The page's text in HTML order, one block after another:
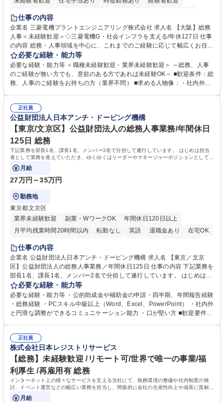
退職金あり
駅近5分以内
土日祝休み 服装自由 寮・社宅あり 食事補助あり
仕事の内容
企業名 三菱電機プラントエンジニアリング株式会社 求人名 【大阪】総務
人事＜未経験歓迎＞◇三菱電機G・社会インフラを支える/年休127日 仕事
の内容 総務・人事領域を中心に、これまでのご経験に応じて幅広くお任せ
します。 ＜具体的には＞ ・総務/人事労務（給与・社保・勤怠管理など）
・採用・教育研修 ・福利厚生運用 など ※基本的には事務所勤務ですが、
採用や教育等の業務内容により、関西圏以外への日帰り・宿泊を伴う国内
出張もございます。 ※担当業務を持ちつつ、お互いに助け合いながら、総
必要な経験・能力等
必要な経験・能力等 ＜職種未経験歓迎・業界未経験歓迎＞ ～総務、人事
のご経験が無い方でも、意欲のある方であれば未経験OK～ ■歓迎条件：総
務、人事のご経験をお持ちの方（業界不問） ■求める人物像：・社内外の
正社員
公益財団法人日本アンチ・ドーピング機構
【東京/文京区】公益財団法人の総務人事業務/年間休日
125日 総務
下記業務を部長1名、課長1名、メンバー2名で分担して遂行しています。 はじめは担当
者として業務を覚えていただき、ゆくゆくはリーダーやマネージャーポジションとして活
躍いただくことを期待しています。
月給
27万円～35万円
勤務地
東京都文京区
業界未経験歓迎
副業・WワークOK
年間休日120日以上
月平均残業時間20時間以内
転勤なし 英語 退職金あり
在宅OK
賞与あり
育休あり
食事補助あり
仕事の内容
企業名 公益財団法人日本アンチ・ドーピング機構 求人名 【東京／文京
区】公益財団法人の総務人事業務／年間休日125日 仕事の内容 下記業務を
部長1名、課長1名、メンバー2名で分担して遂行しています。 はじめは担
当者として業務を覚えていただき、ゆくゆくはリーダーやマネージャーポ
ジションとして活躍いただくことを期待しています。 【総務・人事グルー
プの業務内容】 ・人事制度関連 ・採用活動 ・教育研修の企画、実行 ・勤
怠管理 ・官公庁への各種提出 ・法定の会議運営（評議員会、理事会） ・
管理 ・福利厚生関連 ・職員からの問合せ、相談対応 ・その他日常の総務
業務全般 募集職種 【東京／文京区】公益財団法人の総務人事業務／年間
休日125日
必要な経験・能力等
必要な経験・能力等 ・公的助成金や補助金の申請・四半期、年間報告経験
・総務経験 ・PCスキル中級以上（Word、Excel、PowerPoint） ・社内外
と円滑な調整ができるコミュニケーション能力 ・口が堅い方 ■歓迎要件
正社員
株式会社日本レジストリサービス
【総務】未経験歓迎 /リモート可/世界で唯一の事業/福
利厚生 /再雇用有 総務
インターネット上の様々なサービスを支える当社にて、執務環境の整備や社内制度の検
討、イベント運営などの幅広い業務を担当し、間接的に会社の生産性向上や成長に貢献し
ている部署です。
月給